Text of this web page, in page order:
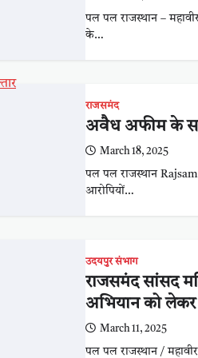
पल पल राजस्थान –
के…
राजसमंद
अवैध अफीम के
March 18, 2025
पल पल राजस्थान
आरोपियों…
उदयपुर संभाग
राजसमंद सांसद
अभियान को लेकर
March 11, 2025
पल पल राजस्थान /